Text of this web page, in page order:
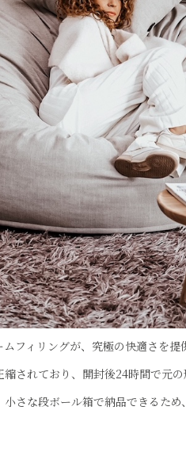
フィリングが、究極の快適さを提
されており、開封後24時間で元の
さな段ボール箱で納品できるため